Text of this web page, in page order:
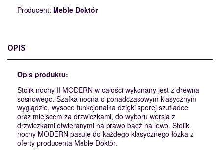
Producent: Meble Doktór
OPIS
Opis produktu:
Stolik nocny II MODERN w całości wykonany jest z drewna
sosnowego. Szafka nocna o ponadczasowym klasycznym
wyglądzie, wysoce funkcjonalna dzięki sporej szufladce
oraz miejscem za drzwiczkami, do wyboru wersja z
drzwiczkami otwieranymi na prawo bądź na lewo. Stolik
nocny MODERN pasuje do każdego klasycznego łóżka z
oferty producenta Meble Doktór.